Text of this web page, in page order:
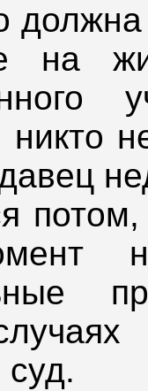
на
потом,
суд.